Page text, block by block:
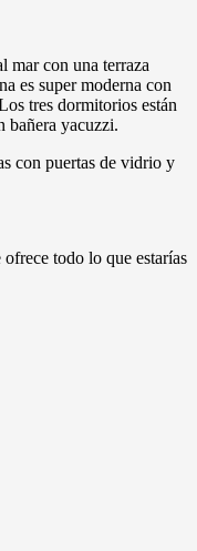
mar con una terraza
es super moderna con
tres dormitorios están
bañera yacuzzi.
con puertas de vidrio y
todo lo que estarías